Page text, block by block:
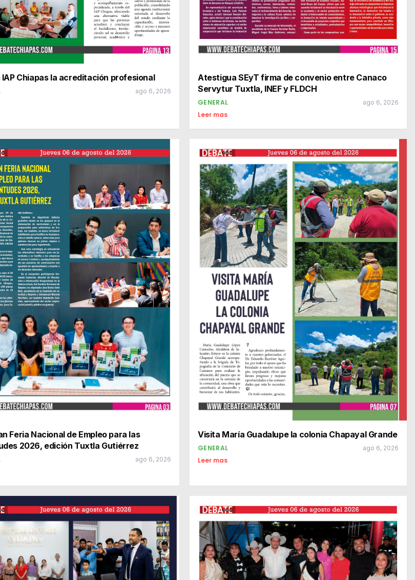
IAP Chiapas la acreditación profesional
ago 6, 2026
Atestigua SEyT firma de convenio entre Canaco
Servytur Tuxtla, INEF y FLDCH
GENERAL ago 6, 2026
Leer mas
Feria Nacional de Empleo para las
2026, edición Tuxtla Gutiérrez
ago 6, 2026
Visita María Guadalupe la colonia Chapayal Grande
GENERAL ago 6, 2026
Leer mas